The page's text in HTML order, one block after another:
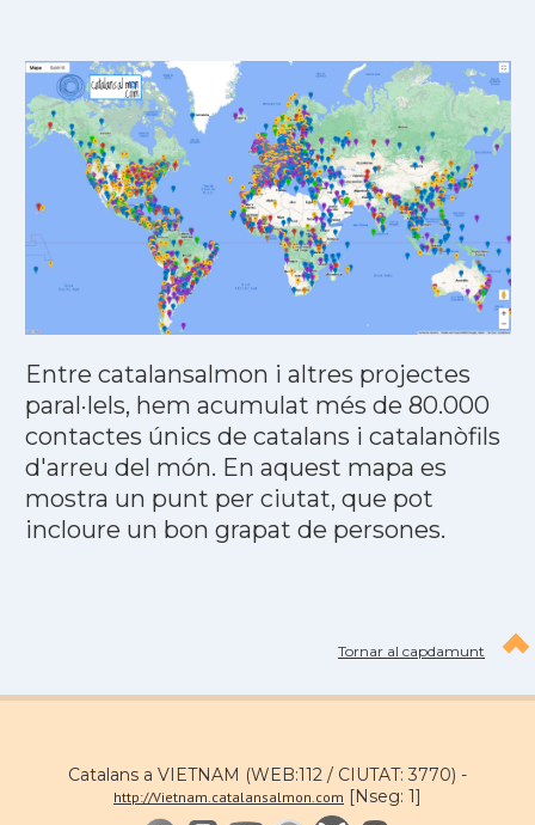
Entre catalansalmon i altres projectes
paral·lels, hem acumulat més de 80.000
contactes únics de catalans i catalanòfils
d'arreu del món. En aquest mapa es
mostra un punt per ciutat, que pot
incloure un bon grapat de persones.
Tornar al capdamunt
Catalans a VIETNAM (WEB:112 / CIUTAT: 3770) -
http://Vietnam.catalansalmon.com [Nseg: 1]